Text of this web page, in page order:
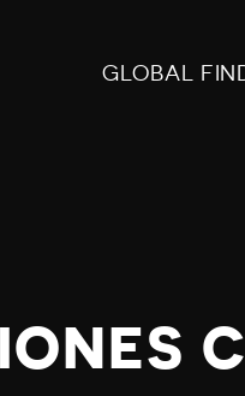
GLOBAL